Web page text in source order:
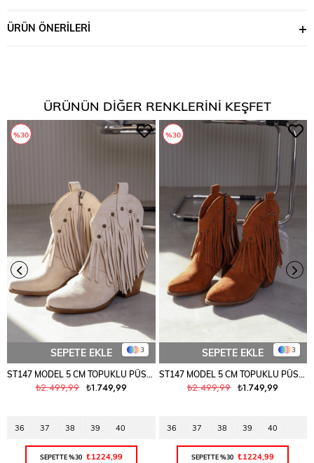
ÜRÜN ÖNERILERI
ÜRÜNÜN DIĞER RENKLERINI KEŞFET
3
SEPETE EKLE
ST147 MODEL 5 CM TOPUKLU PÜSKÜL DETAYLI WESTERN BOT TEN.SUET
₺1.749,99
₺2.499,99
36 37 38 39 40
SEPETTE %30 ₺1224,99
%30
3
SEPETE EKLE
ST147 MODEL 5 CM TOPUKLU PÜSKÜL DETAYLI WESTERN BOT TABA.SUET
₺1.749,99
₺2.499,99
36 37 38 39 40
SEPETTE %30 ₺1224,99
%30